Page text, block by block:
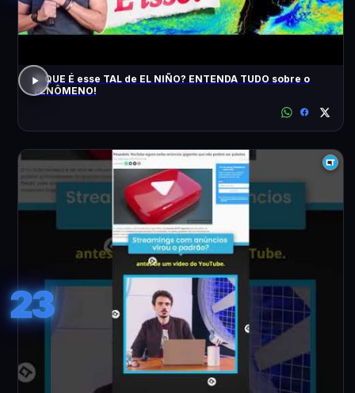
O QUE É esse TAL de EL NIÑO? ENTENDA TUDO sobre o
FENÔMENO!
23